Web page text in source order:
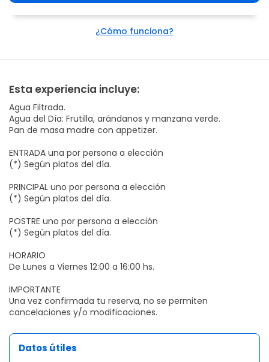
¿Cómo funciona?
Esta experiencia incluye:
Agua Filtrada.
Agua del Día: Frutilla, arándanos y manzana verde.
Pan de masa madre con appetizer.
ENTRADA una por persona a elección
(*) Según platos del día.
PRINCIPAL uno por persona a elección
(*) Según platos del día.
POSTRE uno por persona a elección
(*) Según platos del día.
HORARIO
De Lunes a Viernes 12:00 a 16:00 hs.
IMPORTANTE
Una vez confirmada tu reserva, no se permiten
cancelaciones y/o modificaciones.
Datos útiles